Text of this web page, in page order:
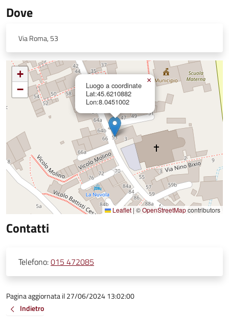
Dove
Via Roma, 53
Luogo a coordinate
Lat:45.6210882
Lon:8.0451002
×
+
−
Leaflet |©OpenStreetMapcontributors
Contatti
Telefono:015 472085
Pagina aggiornata il 27/06/2024 13:02:00
Indietro